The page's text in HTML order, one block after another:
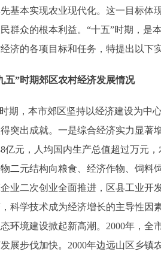
中介服务
12345网上接诉即办
参与调查
北京概况
绿色北京
基本实现农业现代化。这一目标体
群众的根本利益。“十五”时期，是
济的各项目标和任务，特提出以下
”时期郊区农村经济发展情况
，本市郊区坚持以经济建设为中心
突出成就。一是综合经济实力显著
亿元，人均国内生产总值超过万元
二元结构向粮食、经济作物、饲料
业二次创业全面推进，区县工业开
科学技术成为经济增长的主导性因
环境建设掀起新高潮。2000年，全
展步伐加快。2000年边远山区乡镇